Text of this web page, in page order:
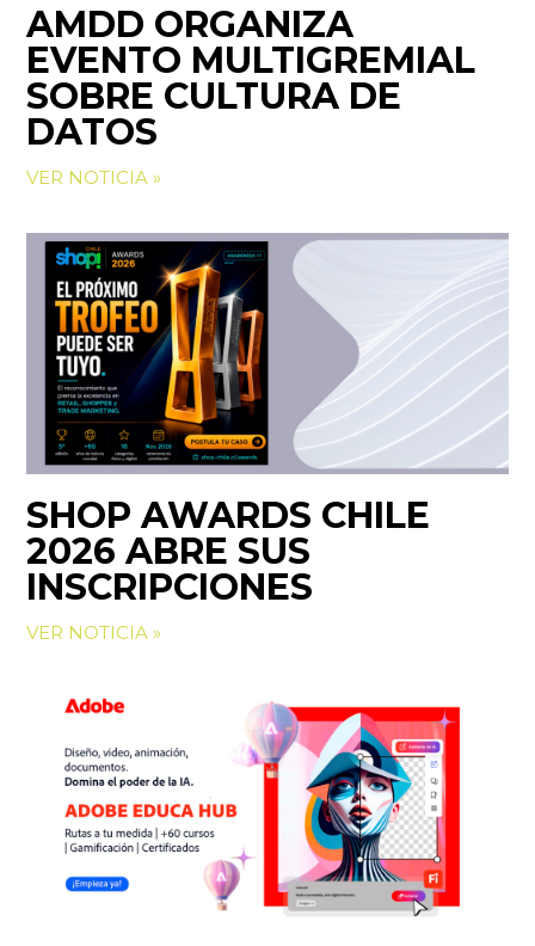
AMDD ORGANIZA
EVENTO MULTIGREMIAL
SOBRE CULTURA DE
DATOS
VER NOTICIA »
SHOP AWARDS CHILE
2026 ABRE SUS
INSCRIPCIONES
VER NOTICIA »